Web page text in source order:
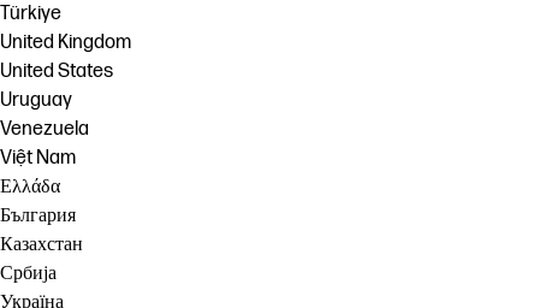
Türkiye
United Kingdom
United States
Uruguay
Venezuela
Việt Nam
Ελλάδα
България
Казахстан
Србија
Україна